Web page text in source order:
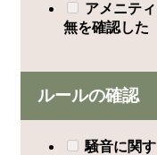
アメニテ
無を確認した
ルールの確認
騒音に関